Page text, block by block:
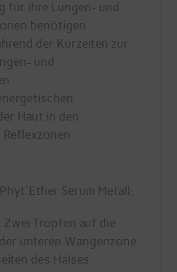
für ihre Lungen- und
benötigen
der Kurzeiten zur
und
Haut in den
Serum Metall:
Zwei Tropfen auf die
unteren Wangenzone
des Halses